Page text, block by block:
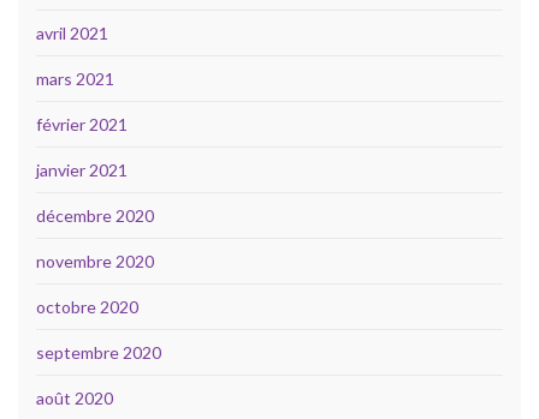
avril 2021
mars 2021
février 2021
janvier 2021
décembre 2020
novembre 2020
octobre 2020
septembre 2020
août 2020